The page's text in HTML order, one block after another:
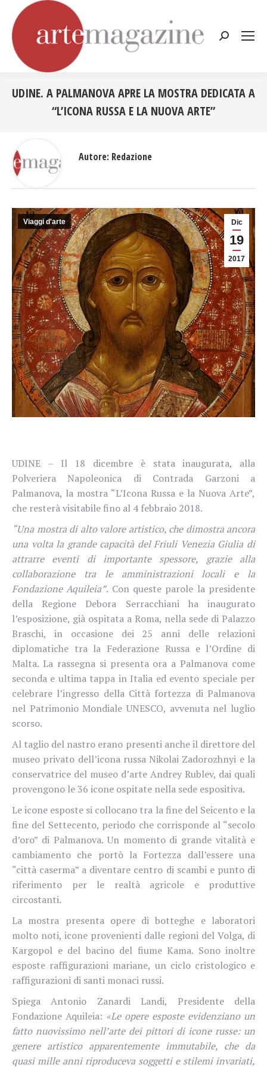
Cerca:
UDINE. A PALMANOVA APRE LA MOSTRA DEDICATA A
“L’ICONA RUSSA E LA NUOVA ARTE”
Dic
19
2017
Viaggi d'arte
UDINE – Il 18 dicembre è stata inaugurata, alla
Polveriera Napoleonica di Contrada Garzoni a
Palmanova, la mostra “L’Icona Russa e la Nuova Arte”,
che resterà visitabile fino al 4 febbraio 2018.
“Una mostra di alto valore artistico, che dimostra ancora
una volta la grande capacità del Friuli Venezia Giulia di
attrarre eventi di importante spessore, grazie alla
collaborazione tra le amministrazioni locali e la
Fondazione Aquileia”. Con queste parole la presidente
della Regione Debora Serracchiani ha inaugurato
l’esposizione, già ospitata a Roma, nella sede di Palazzo
Braschi, in occasione dei 25 anni delle relazioni
diplomatiche tra la Federazione Russa e l’Ordine di
Malta. La rassegna si presenta ora a Palmanova come
seconda e ultima tappa in Italia ed evento speciale per
celebrare l’ingresso della Città fortezza di Palmanova
nel Patrimonio Mondiale UNESCO, avvenuta nel luglio
scorso.
Al taglio del nastro erano presenti anche il direttore del
museo privato dell’icona russa Nikolai Zadorozhnyi e la
conservatrice del museo d’arte Andrey Rublev, dai quali
provengono le 36 icone ospitate nella sede espositiva.
Le icone esposte si collocano tra la fine del Seicento e la
fine del Settecento, periodo che corrisponde al “secolo
d’oro” di Palmanova. Un momento di grande vitalità e
cambiamento che portò la Fortezza dall’essere una
“città caserma” a diventare centro di scambi e punto di
riferimento per le realtà agricole e produttive
circostanti.
La mostra presenta opere di botteghe e laboratori
molto noti, icone provenienti dalle regioni del Volga, di
Kargopol e del bacino del fiume Kama. Sono inoltre
esposte raffigurazioni mariane, un ciclo cristologico e
raffigurazioni di santi monaci russi.
Spiega Antonio Zanardi Landi, Presidente della
Fondazione Aquileia: «Le opere esposte evidenziano un
fatto nuovissimo nell’arte dei pittori di icone russe: un
genere artistico apparentemente immutabile, che da
quasi mille anni riproduceva soggetti e stilemi invariati,
Autore: Redazione